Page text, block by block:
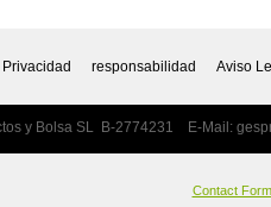
Privacidad responsabilidad Aviso
y Bolsa SL B-2774231 E-Mail:
Contact Form